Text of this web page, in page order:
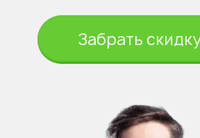
Забрать